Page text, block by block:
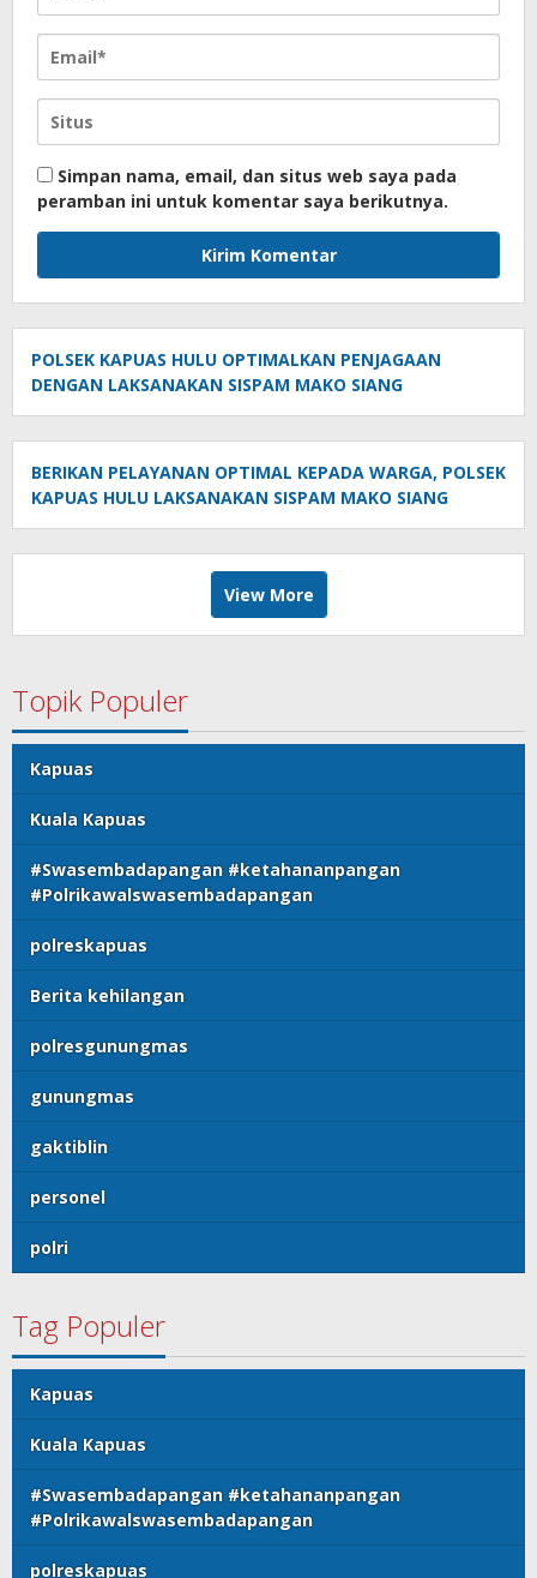
Simpan nama, email, dan situs web saya pada
peramban ini untuk komentar saya berikutnya.
POLSEK KAPUAS HULU OPTIMALKAN PENJAGAAN
DENGAN LAKSANAKAN SISPAM MAKO SIANG
BERIKAN PELAYANAN OPTIMAL KEPADA WARGA, POLSEK
KAPUAS HULU LAKSANAKAN SISPAM MAKO SIANG
View More
Topik Populer
Kapuas
Kuala Kapuas
#Swasembadapangan #ketahananpangan
#Polrikawalswasembadapangan
polreskapuas
Berita kehilangan
polresgunungmas
gunungmas
gaktiblin
personel
polri
Tag Populer
Kapuas
Kuala Kapuas
#Swasembadapangan #ketahananpangan
#Polrikawalswasembadapangan
polreskapuas